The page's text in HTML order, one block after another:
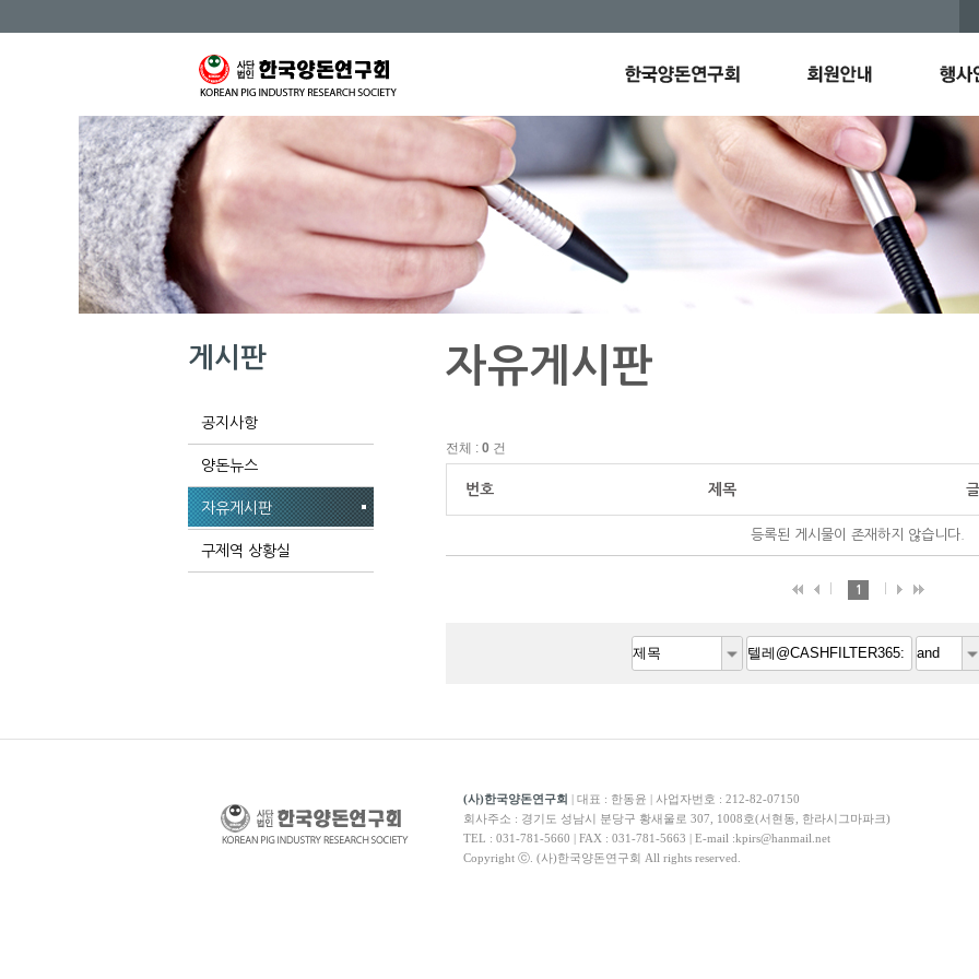
게시판
공지사항
양돈뉴스
자유게시판
구제역 상황실
자유게시판
전체 : 0 건
번호 제목
등록된 게시물이 존재하지 않습니다.
1
(사)한국양돈연구회 | 대표 : 한동윤 | 사업자번호 : 212-82-07150
회사주소 : 경기도 성남시 분당구 황새울로 307, 1008호(서현동, 한라시그마파크)
TEL : 031-781-5660 | FAX : 031-781-5663 | E-mail :kpirs@hanmail.net
Copyright ⓒ. (사)한국양돈연구회 All rights reserved.